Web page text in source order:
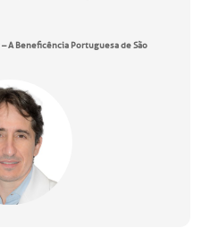
Mulher
A Beneficência Portuguesa de São